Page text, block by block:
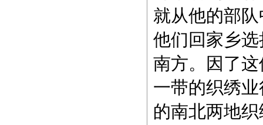
就从他的部
他们回家乡
南方。因了
一带的织绣
的南北两地